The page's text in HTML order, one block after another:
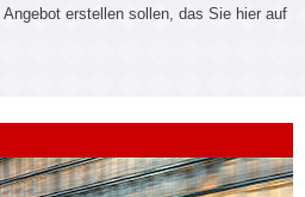
erstellen sollen, das Sie hier auf